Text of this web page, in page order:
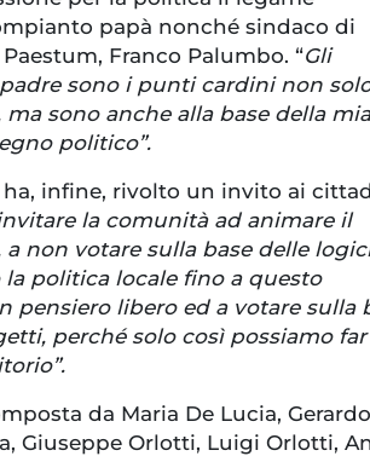
papà nonché sindaco di
Franco Palumbo. “Gli
sono i punti cardini non
sono anche alla base della
politico”.
infine, rivolto un invito ai
la comunità ad animare il
non votare sulla base delle
politica locale fino a questo
pensiero libero ed a votare sulla
perché solo così possiamo far
da Maria De Lucia, Gerardo
Giuseppe Orlotti, Luigi Orlotti,